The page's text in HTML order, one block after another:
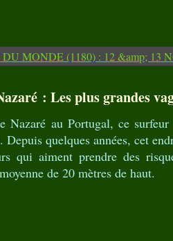
: Les plus grandes
Nazaré au Portugal, ce
Depuis quelques années, cet
qui aiment prendre des
de 20 mètres de haut.